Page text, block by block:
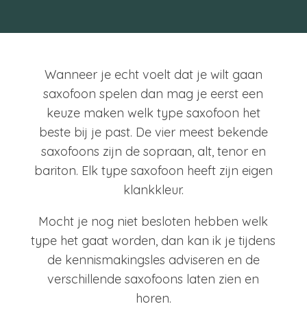
Wanneer je echt voelt dat je wilt gaan
saxofoon spelen dan mag je eerst een
keuze maken welk type saxofoon het
beste bij je past. De vier meest bekende
saxofoons zijn de sopraan, alt, tenor en
bariton. Elk type saxofoon heeft zijn eigen
klankkleur.
Mocht je nog niet besloten hebben welk
type het gaat worden, dan kan ik je tijdens
de kennismakingsles adviseren en de
verschillende saxofoons laten zien en
horen.